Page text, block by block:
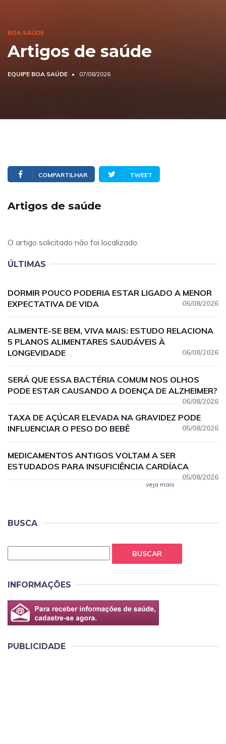
BOA SAÚDE
Artigos de saúde
EQUIPE BOA SAÚDE 07/08/2026
COMPARTILHAR TWEET
Artigos de saúde
O artigo solicitado não foi localizado.
ÚLTIMAS
DORMIR POUCO PODERIA ESTAR LIGADO A MENOR
EXPECTATIVA DE VIDA
06/08/2026
ALIMENTE-SE BEM, VIVA MAIS: ESTUDO RELACIONA
5 PLANOS ALIMENTARES SAUDÁVEIS À
LONGEVIDADE
06/08/2026
SERÁ QUE ESSA BACTÉRIA COMUM NOS OLHOS
PODE ESTAR CAUSANDO A DOENÇA DE ALZHEIMER?
06/08/2026
TAXA DE AÇÚCAR ELEVADA NA GRAVIDEZ PODE
INFLUENCIAR O PESO DO BEBÊ
05/08/2026
MEDICAMENTOS ANTIGOS VOLTAM A SER
ESTUDADOS PARA INSUFICIÊNCIA CARDÍACA
05/08/2026
veja mais
BUSCA
BUSCAR
INFORMAÇÕES
PUBLICIDADE